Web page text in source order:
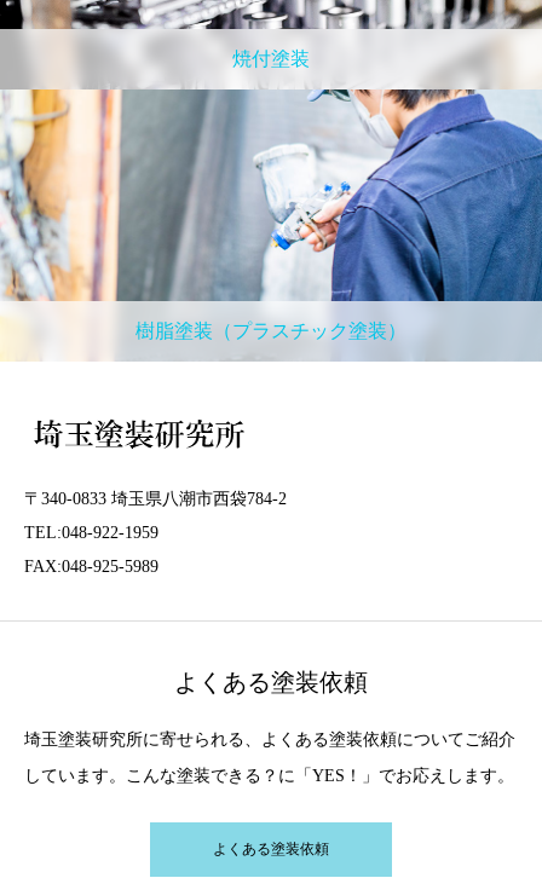
焼付塗装
樹脂塗装（プラスチック塗装）
〒340-0833 埼玉県八潮市西袋784-2
TEL:048-922-1959
FAX:048-925-5989
よくある塗装依頼
埼玉塗装研究所に寄せられる、よくある塗装依頼についてご紹介
しています。こんな塗装できる？に「YES！」でお応えします。
よくある塗装依頼